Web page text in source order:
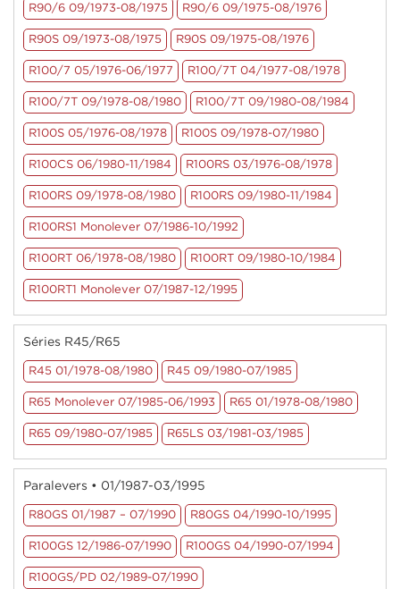
R90/6 09/1973-08/1975 R90/6 09/1975-08/1976
R90S 09/1973-08/1975 R90S 09/1975-08/1976
R100/7 05/1976-06/1977 R100/7T 04/1977-08/1978
R100/7T 09/1978-08/1980 R100/7T 09/1980-08/1984
R100S 05/1976-08/1978 R100S 09/1978-07/1980
R100CS 06/1980-11/1984 R100RS 03/1976-08/1978
R100RS 09/1978-08/1980 R100RS 09/1980-11/1984
R100RS1 Monolever 07/1986-10/1992
R100RT 06/1978-08/1980 R100RT 09/1980-10/1984
R100RT1 Monolever 07/1987-12/1995
Séries R45/R65
R45 01/1978-08/1980 R45 09/1980-07/1985
R65 Monolever 07/1985-06/1993 R65 01/1978-08/1980
R65 09/1980-07/1985 R65LS 03/1981-03/1985
Paralevers • 01/1987-03/1995
R80GS 01/1987 – 07/1990 R80GS 04/1990-10/1995
R100GS 12/1986-07/1990 R100GS 04/1990-07/1994
R100GS/PD 02/1989-07/1990